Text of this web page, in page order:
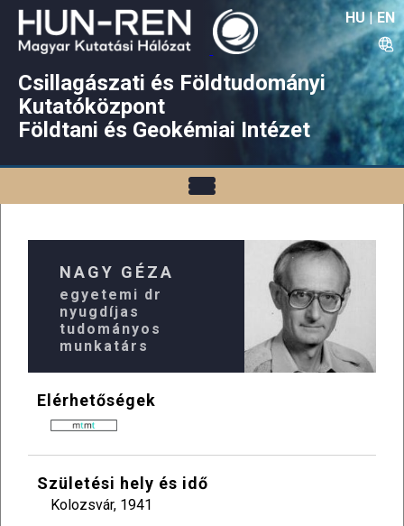
HU|EN
Csillagászati és Földtudományi
Kutatóközpont
Földtani és Geokémiai Intézet
NAGY GÉZA
egyetemi dr
nyugdíjas
tudományos
munkatárs
Elérhetőségek
Születési hely és idő
Kolozsvár, 1941